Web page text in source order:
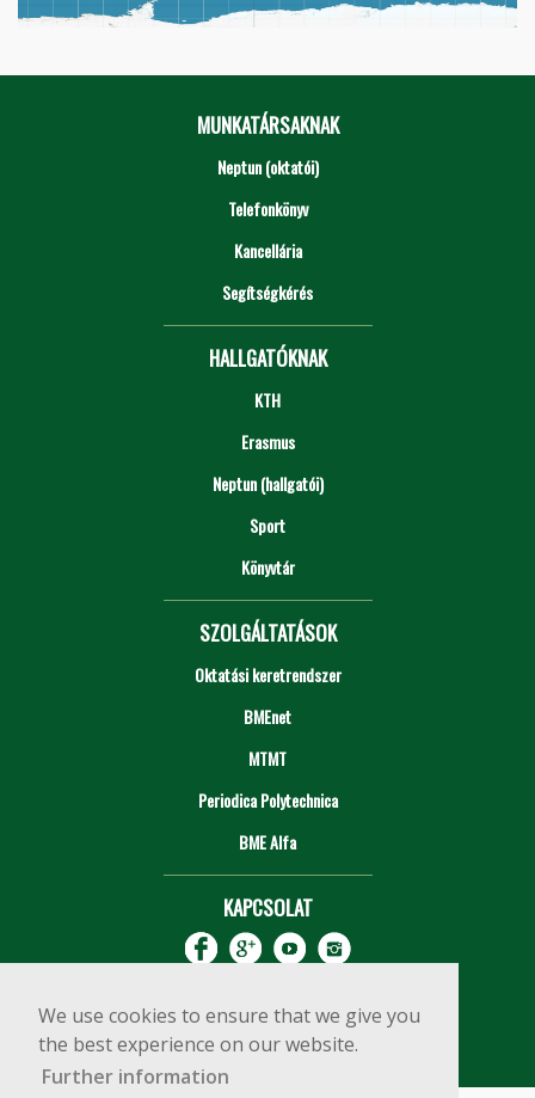
We use cookies to ensure that we give you
the best experience on our website.
Further information
MUNKATÁRSAKNAK
Neptun (oktatói)
Telefonkönyv
Kancellária
Segítségkérés
HALLGATÓKNAK
KTH
Erasmus
Neptun (hallgatói)
Sport
Könyvtár
SZOLGÁLTATÁSOK
Oktatási keretrendszer
BMEnet
MTMT
Periodica Polytechnica
BME Alfa
KAPCSOLAT